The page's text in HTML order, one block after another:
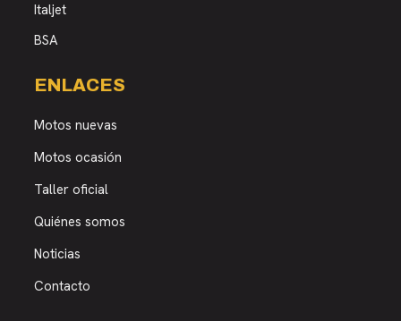
Italjet
BSA
ENLACES
Motos nuevas
Motos ocasión
Taller oficial
Quiénes somos
Noticias
Contacto